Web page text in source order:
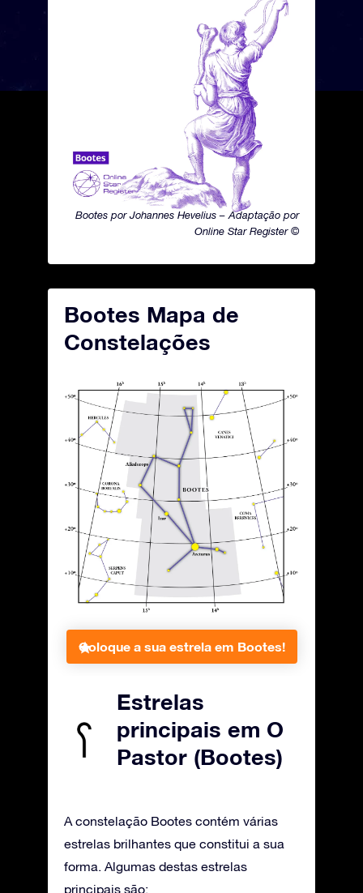
Bootes por Johannes Hevelius – Adaptação por
Online Star Register ©
Bootes Mapa de
Constelações
Coloque a sua estrela em Bootes!
Estrelas
principais em O
Pastor (Bootes)
A constelação Bootes contém várias
estrelas brilhantes que constitui a sua
forma. Algumas destas estrelas
principais são: